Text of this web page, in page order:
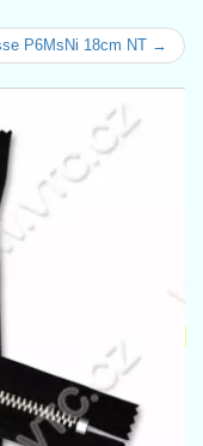
P6MsNi 18cm NT →